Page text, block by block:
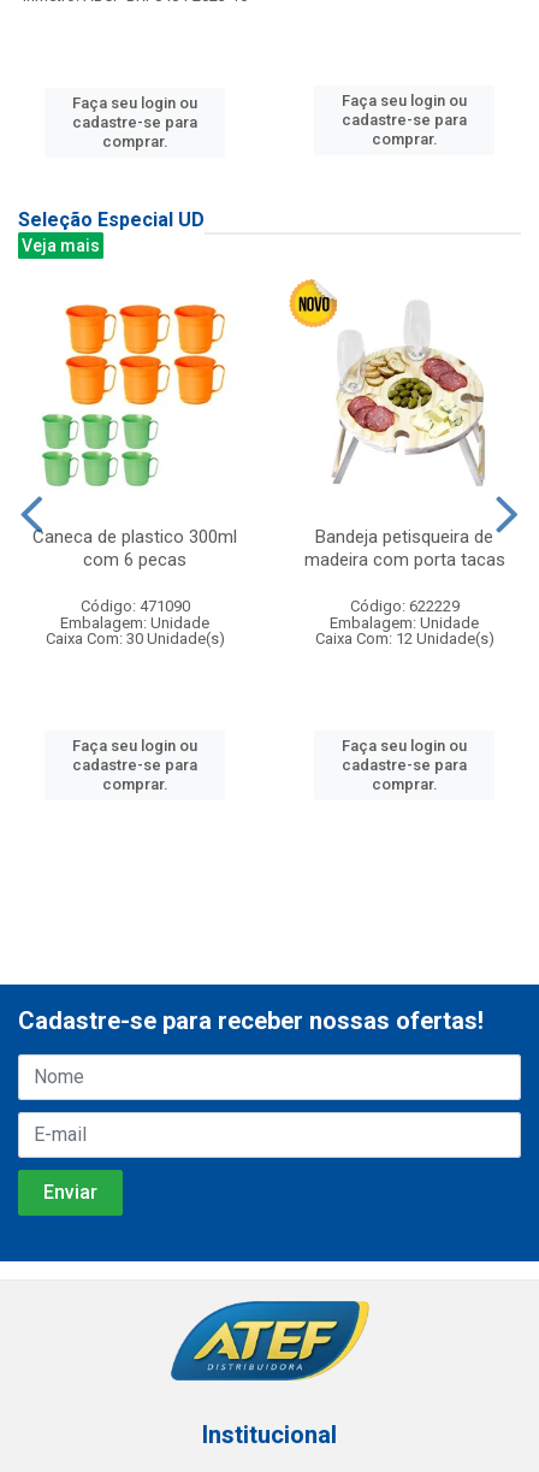
Faça seu login ou
cadastre-se para
comprar.
Faça seu login ou
cadastre-se para
comprar.
Seleção Especial UD
Veja mais
Caneca de plastico 300ml
com 6 pecas
Código: 471090
Embalagem: Unidade
Caixa Com: 30 Unidade(s)
Faça seu login ou
cadastre-se para
comprar.
Bandeja petisqueira de
madeira com porta tacas
Código: 622229
Embalagem: Unidade
Caixa Com: 12 Unidade(s)
Faça seu login ou
cadastre-se para
comprar.
Cadastre-se para receber nossas ofertas!
Institucional